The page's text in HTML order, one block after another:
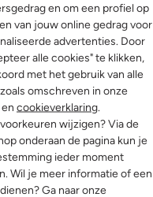
en om een profiel op
van jouw online gedrag voor
advertenties. Door
alle cookies" te klikken,
met het gebruik van alle
omschreven in onze
en cookieverklaring.
wijzigen? Via de
onderaan de pagina kun je
ieder moment
Wil je meer informatie of een
Ga naar onze